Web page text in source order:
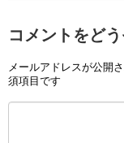
コメントをど
メールアドレスが公開
須項目です